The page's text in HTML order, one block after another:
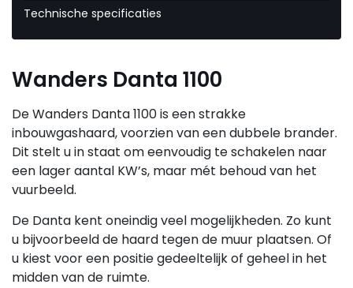
Technische specificaties
Wanders Danta 1100
De Wanders Danta 1100 is een strakke
inbouwgashaard, voorzien van een dubbele brander.
Dit stelt u in staat om eenvoudig te schakelen naar
een lager aantal KW’s, maar mét behoud van het
vuurbeeld.
De Danta kent oneindig veel mogelijkheden. Zo kunt
u bijvoorbeeld de haard tegen de muur plaatsen. Of
u kiest voor een positie gedeeltelijk of geheel in het
midden van de ruimte.